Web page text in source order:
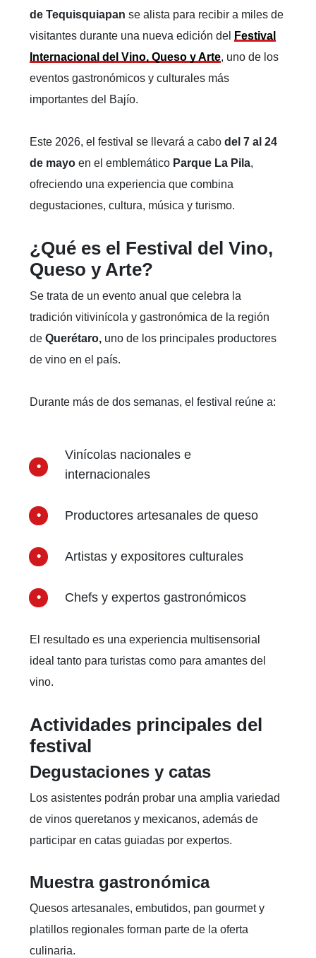
de Tequisquiapan se alista para recibir a miles de
visitantes durante una nueva edición del
Festival
Internacional del Vino, Queso y Arte, uno de los
eventos gastronómicos y culturales más
importantes del Bajío.
Este 2026, el festival se llevará a cabo del 7 al 24
de mayo en el emblemático Parque La Pila,
ofreciendo una experiencia que combina
degustaciones, cultura, música y turismo.
¿Qué es el Festival del Vino,
Queso y Arte?
Se trata de un evento anual que celebra la
tradición vitivinícola y gastronómica de la región
de Querétaro, uno de los principales productores
de vino en el país.
Durante más de dos semanas, el festival reúne a:
Vinícolas nacionales e
internacionales
Productores artesanales de queso
Artistas y expositores culturales
Chefs y expertos gastronómicos
El resultado es una experiencia multisensorial
ideal tanto para turistas como para amantes del
vino.
Actividades principales del
festival
Degustaciones y catas
Los asistentes podrán probar una amplia variedad
de vinos queretanos y mexicanos, además de
participar en catas guiadas por expertos.
Muestra gastronómica
Quesos artesanales, embutidos, pan gourmet y
platillos regionales forman parte de la oferta
culinaria.